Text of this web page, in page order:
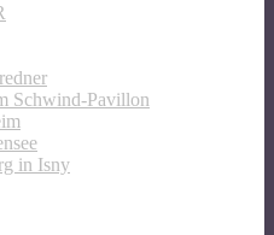
Schwind-Pavillon
in Isny